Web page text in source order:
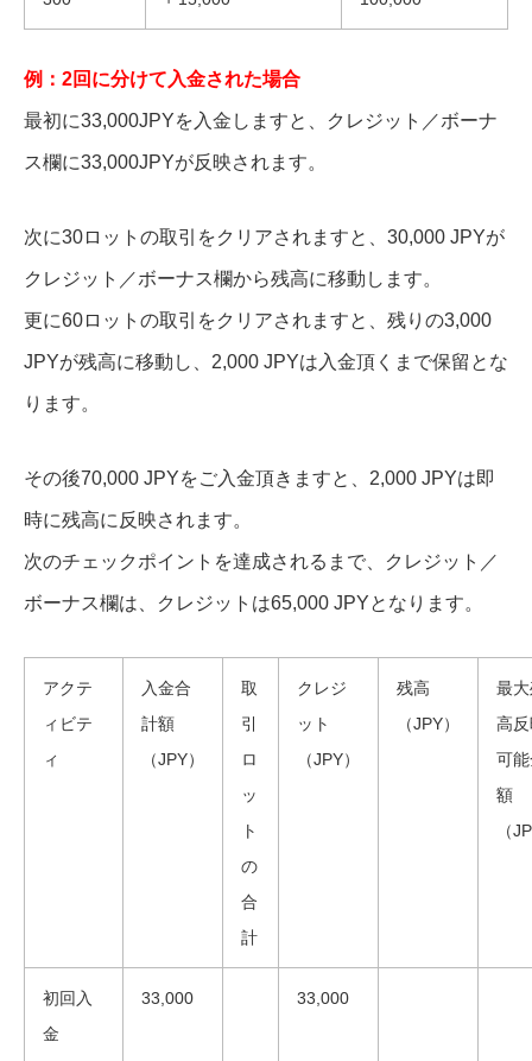
例：2回に分けて入金された場合
最初に33,000JPYを入金しますと、クレジット／ボーナ
ス欄に33,000JPYが反映されます。
次に30ロットの取引をクリアされますと、30,000 JPYが
クレジット／ボーナス欄から残高に移動します。
更に60ロットの取引をクリアされますと、残りの3,000
JPYが残高に移動し、2,000 JPYは入金頂くまで保留とな
ります。
その後70,000 JPYをご入金頂きますと、2,000 JPYは即
時に残高に反映されます。
次のチェックポイントを達成されるまで、クレジット／
ボーナス欄は、クレジットは65,000 JPYとなります。
アクテ
ィビテ
ィ
入金合
計額
（JPY）
取
引
ロ
ッ
ト
の
合
計
クレジ
ット
（JPY）
残高
（JPY）
最
高
可
額
（
初回入
金
33,000 33,000